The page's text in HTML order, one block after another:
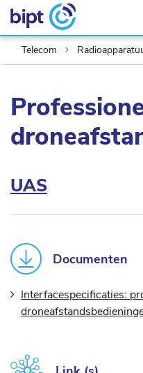
Telecom
UAS
Documenten
Interfacespecificaties: